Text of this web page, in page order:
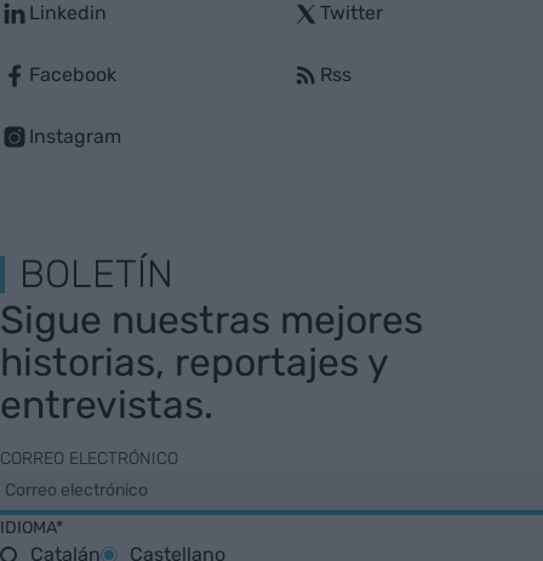
Linkedin
Facebook
Instagram
Twitter
Rss
BOLETÍN
Sigue nuestras mejores
historias, reportajes y
entrevistas.
CORREO ELECTRÓNICO
IDIOMA*
Catalán Castellano